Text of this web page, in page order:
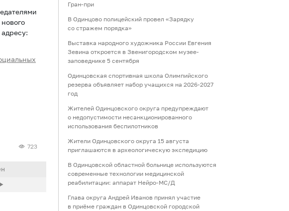
723
Гран-при
В Одинцово полицейский провел «Зарядку
со стражем порядка»
Выставка народного художника России Евгения
Зевина откроется в Звенигородском музее-
заповеднике 5 сентября
Одинцовская спортивная школа Олимпийского
резерва объявляет набор учащихся на 2026-2027
год
Жителей Одинцовского округа предупреждают
о недопустимости несанкционированного
использования беспилотников
Жители Одинцовского округа 15 августа
приглашаются в археологическую экспедицию
В Одинцовской областной больнице используются
современные технологии медицинской
реабилитации: аппарат Нейро-МС/Д
Глава округа Андрей Иванов принял участие
в приёме граждан в Одинцовской городской